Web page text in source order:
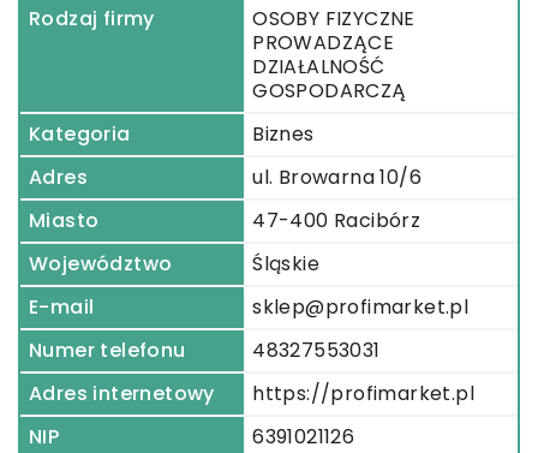
Rodzaj firmy
OSOBY FIZYCZNE
PROWADZĄCE
DZIAŁALNOŚĆ
GOSPODARCZĄ
Kategoria
Biznes
Adres
ul. Browarna 10/6
Miasto
47-400 Racibórz
Województwo
Śląskie
E-mail
sklep@profimarket.pl
Numer telefonu
48327553031
Adres internetowy
https://profimarket.pl
NIP
6391021126